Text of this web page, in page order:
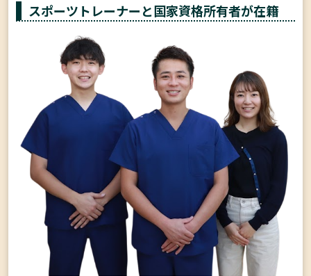
スポーツトレーナーと国家資格所有者が在籍